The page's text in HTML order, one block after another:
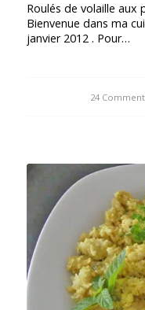
Roulés de volaille
Bienvenue dans ma
janvier 2012 . Pour…
24 /